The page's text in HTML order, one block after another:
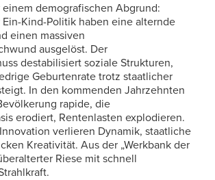
demografischen Abgrund:
Kind-Politik haben eine alternde
einen massiven
ausgelöst. Der
destabilisiert soziale Strukturen,
Geburtenrate trotz staatlicher
In den kommenden Jahrzehnten
rapide, die
erodiert, Rentenlasten explodieren.
verlieren Dynamik, staatliche
Kreativität. Aus der „Werkbank der
Riese mit schnell